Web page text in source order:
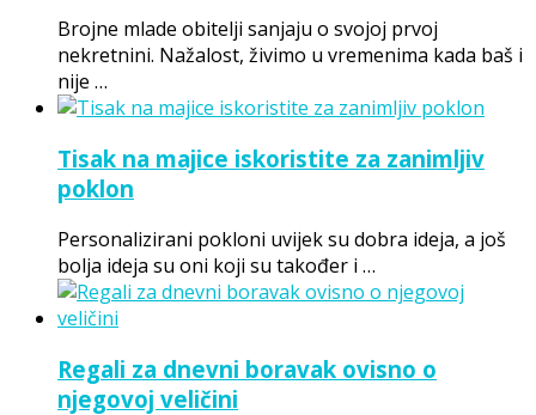
Brojne mlade obitelji sanjaju o svojoj prvoj
nekretnini. Nažalost, živimo u vremenima kada baš i
nije …
Tisak na majice iskoristite za zanimljiv
poklon
Personalizirani pokloni uvijek su dobra ideja, a još
bolja ideja su oni koji su također i …
Regali za dnevni boravak ovisno o
njegovoj veličini